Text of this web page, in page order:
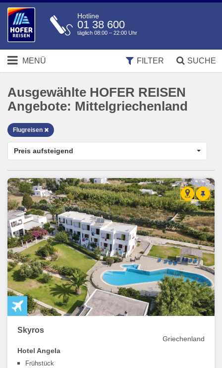
Hotline
01 38 600
täglich 08:00 – 22:00 Uhr
MENÜ SUCHE
FILTER
Ausgewählte HOFER REISEN
Angebote: Mittelgriechenland
Flugreisen
Preis aufsteigend
Skyros
Griechenland
Hotel Angela
Frühstück